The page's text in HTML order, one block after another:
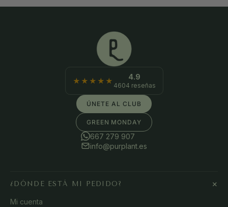
Comprar flores secas y preservadas
Las flores secas y preservadas tienen algo especial: la belleza
de un ramo natural, pero para siempre. Sin agua, sin
mantenimiento y sin marchitarse. En Pur Plant seleccionamos
composiciones naturales y las enviamos en 24/48 h laborables
con packaging seguro y libre de plásticos.
Son la forma más bonita —y sostenible— de llenar tu casa de
flores, o de hacer un regalo que permanece mucho tiempo
Ramos de flores secas naturales
: composiciones llenas
★★★★★ 4.9
4604 reseñas
ÚNETE AL CLUB
GREEN MONDAY
667 279 907
info@purplant.es
¿DÓNDE ESTÁ MI PEDIDO? +
Mi cuenta